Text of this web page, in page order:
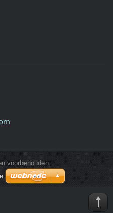
voorbehouden.